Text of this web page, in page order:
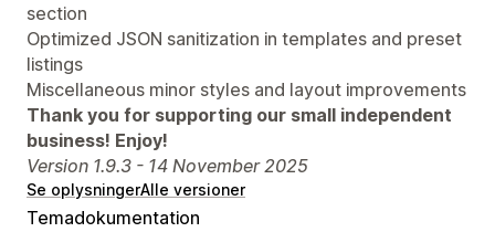
section
Optimized JSON sanitization in templates and preset
listings
Miscellaneous minor styles and layout improvements
Thank you for supporting our small independent
business! Enjoy!
Version 1.9.3 - 14 November 2025
Se oplysningerAlle versioner
Temadokumentation